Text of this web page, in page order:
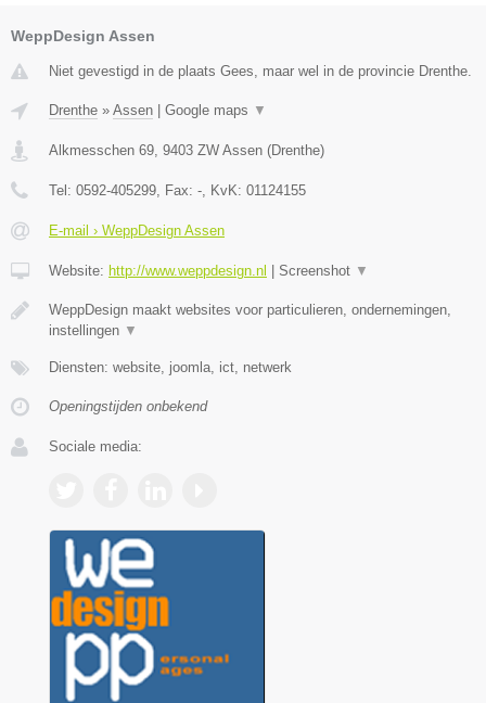
WeppDesign Assen
Niet gevestigd in de plaats Gees, maar wel in de provincie Drenthe.
Drenthe » Assen Google maps ▼
Alkmesschen 69 9403 ZW Assen (Drenthe)
Tel: 0592-405299 , Fax: - , KvK: 01124155
E-mail › WeppDesign Assen
Website: http://www.weppdesign.nl Screenshot ▼
WeppDesign maakt websites voor particulieren, ondernemingen,
instellingen ▼
Diensten: website, joomla, ict, netwerk
Openingstijden onbekend
Sociale media: